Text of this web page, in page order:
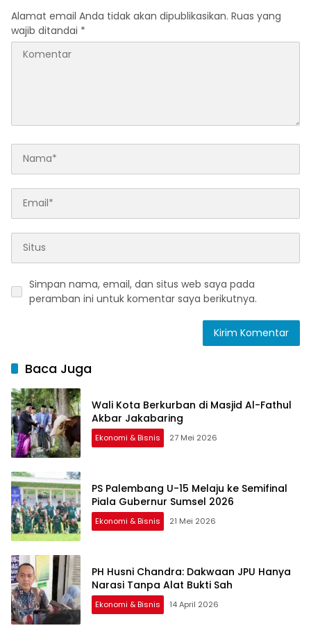
Alamat email Anda tidak akan dipublikasikan. Ruas yang
wajib ditandai *
Simpan nama, email, dan situs web saya pada
peramban ini untuk komentar saya berikutnya.
Baca Juga
Wali Kota Berkurban di Masjid Al-Fathul
Akbar Jakabaring
Ekonomi & Bisnis 27 Mei 2026
PS Palembang U-15 Melaju ke Semifinal
Piala Gubernur Sumsel 2026
Ekonomi & Bisnis 21 Mei 2026
PH Husni Chandra: Dakwaan JPU Hanya
Narasi Tanpa Alat Bukti Sah
Ekonomi & Bisnis 14 April 2026